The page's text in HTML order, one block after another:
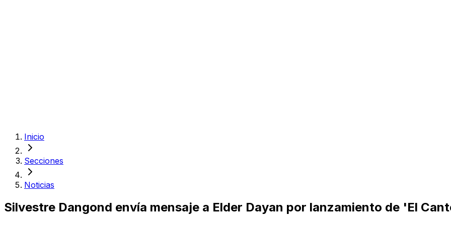
Inicio
Secciones
Noticias
Silvestre Dangond envía mensaje a Elder Dayan por lanzamiento de 'El